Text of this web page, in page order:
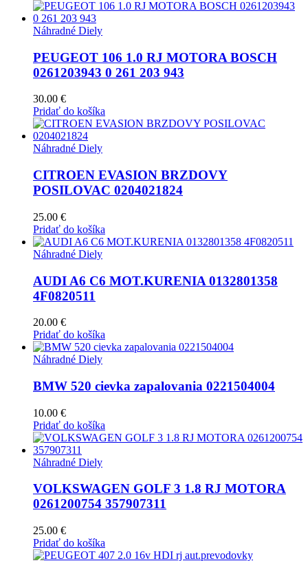
Náhradné Diely
PEUGEOT 106 1.0 RJ MOTORA BOSCH
0261203943 0 261 203 943
30.00 €
Pridať do košíka
Náhradné Diely
CITROEN EVASION BRZDOVY
POSILOVAC 0204021824
25.00 €
Pridať do košíka
Náhradné Diely
AUDI A6 C6 MOT.KURENIA 0132801358
4F0820511
20.00 €
Pridať do košíka
Náhradné Diely
BMW 520 cievka zapalovania 0221504004
10.00 €
Pridať do košíka
Náhradné Diely
VOLKSWAGEN GOLF 3 1.8 RJ MOTORA
0261200754 357907311
25.00 €
Pridať do košíka